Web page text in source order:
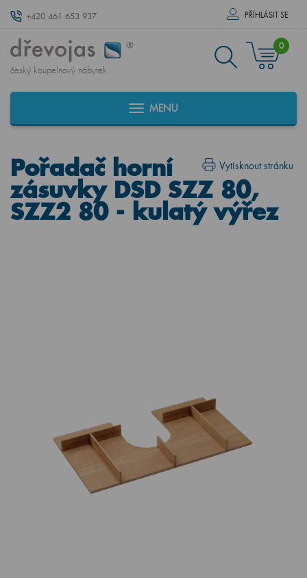
+420 461 653 937 PŘÍHLÁSIT SE
český koupelnový nábytek
0
MENU
Vytisknout stránku
Pořadač horní
zásuvky DSD SZZ 80,
SZZ2 80 - kulatý výřez